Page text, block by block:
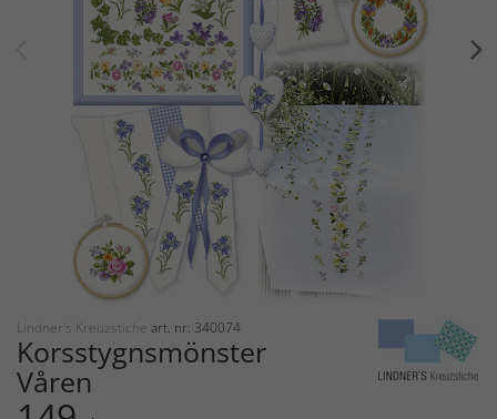
Lindner's Kreuzstiche art. nr: 340074
Korsstygnsmönster
Våren